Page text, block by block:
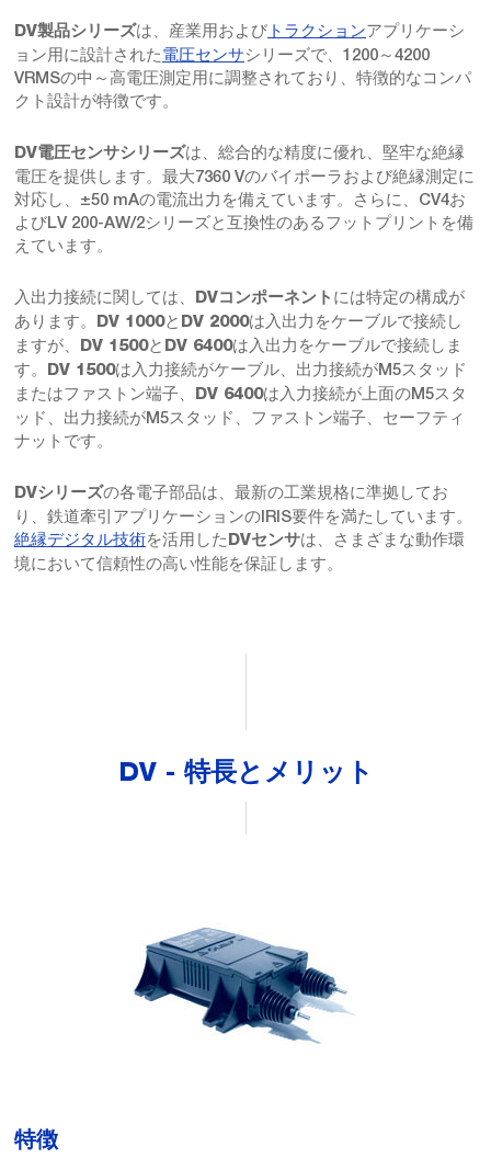
DV製品シリーズは、産業用および トラクションアプリケーシ
ョン用に設計された電圧センサシリーズで、1200～4200
VRMSの中～高電圧測定用に調整されており、特徴的なコンパ
クト設計が特徴です。
DV電圧センサシリーズは、総合的な精度に優れ、堅牢な絶縁
電圧を提供します。最大7360 Vのバイポーラおよび絶縁測定に
対応し、±50 mAの電流出力を備えています。さらに、CV4お
よびLV 200-AW/2シリーズと互換性のあるフットプリントを備
えています。
入出力接続に関しては、 DVコンポーネント には特定の構成が
あります。
DV 1000と DV 2000は入出力をケーブルで接続し
ますが、
DV 1500と DV 6400は入出力をケーブルで接続しま
す。
DV 1500は入力接続がケーブル、出力接続がM5スタッド
またはファストン端子、
DV 6400は入力接続が上面のM5スタ
ッド、出力接続がM5スタッド、ファストン端子、セーフティ
ナットです。
DVシリーズの各電子部品は、最新の工業規格に準拠してお
り、鉄道牽引アプリケーションのIRIS要件を満たしています。
絶縁デジタル技術を活用した DVセンサは、さまざまな動作環
境において信頼性の高い性能を保証します。
DV - 特長とメリット
特徴